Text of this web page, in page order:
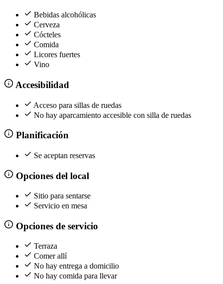
Bebidas alcohólicas
Cerveza
Cócteles
Comida
Licores fuertes
Vino
Accesibilidad
Acceso para sillas de ruedas
No hay aparcamiento accesible con silla de ruedas
Planificación
Se aceptan reservas
Opciones del local
Sitio para sentarse
Servicio en mesa
Opciones de servicio
Terraza
Comer allí
No hay entrega a domicilio
No hay comida para llevar